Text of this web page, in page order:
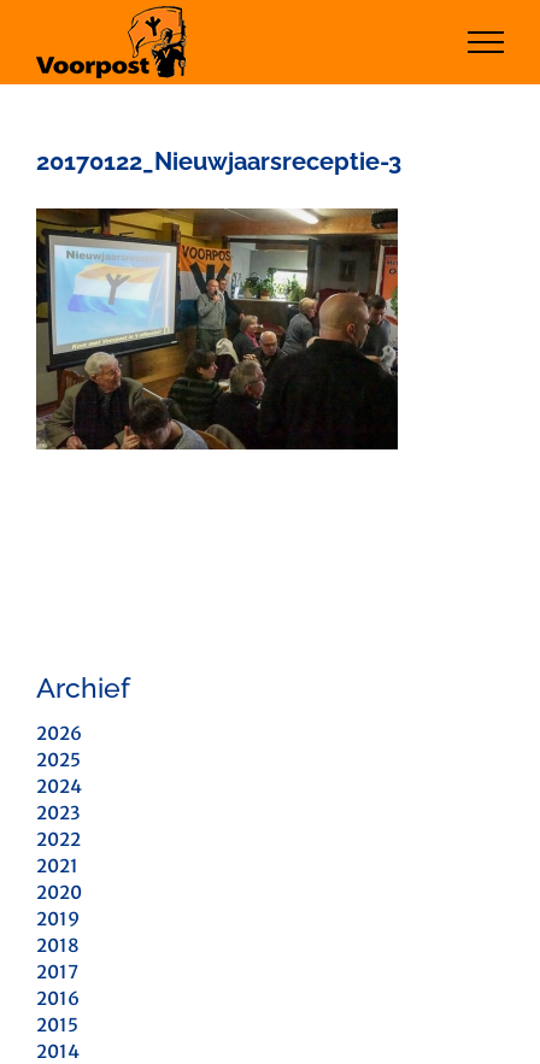
inhoud
20170122_Nieuwjaarsreceptie-3
Archief
2026
2025
2024
2023
2022
2021
2020
2019
2018
2017
2016
2015
2014